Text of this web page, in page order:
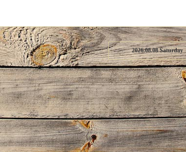
2026.08.08 Saturday